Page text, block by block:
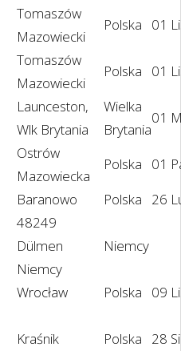
Tomaszów
Mazowiecki
Polska 01
Tomaszów
Mazowiecki
Polska 01
Launceston,
Wlk Brytania
Wielka
Brytania
01
Ostrów
Mazowiecka
Polska
01
Baranowo Polska 26
48249
Dülmen
Niemcy
Niemcy
Wrocław Polska 09
Kraśnik Polska 28